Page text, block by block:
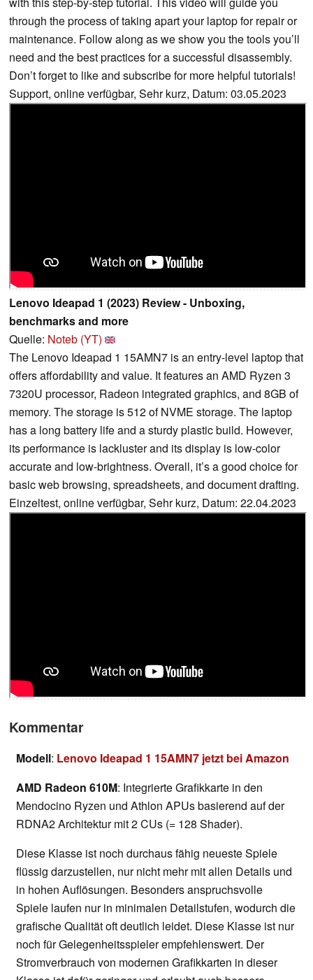
through the process of taking apart your laptop for repair or
maintenance. Follow along as we show you the tools you’ll
need and the best practices for a successful disassembly.
Don’t forget to like and subscribe for more helpful tutorials!
Support, online verfügbar, Sehr kurz, Datum: 03.05.2023
Lenovo Ideapad 1 (2023) Review - Unboxing,
benchmarks and more
Quelle: Noteb (YT)
The Lenovo Ideapad 1 15AMN7 is an entry-level laptop that
offers affordability and value. It features an AMD Ryzen 3
7320U processor, Radeon integrated graphics, and 8GB of
memory. The storage is 512 of NVME storage. The laptop
has a long battery life and a sturdy plastic build. However,
its performance is lackluster and its display is low-color
accurate and low-brightness. Overall, it’s a good choice for
basic web browsing, spreadsheets, and document drafting.
Einzeltest, online verfügbar, Sehr kurz, Datum: 22.04.2023
Kommentar
Modell: Lenovo Ideapad 1 15AMN7 jetzt bei Amazon
AMD Radeon 610M: Integrierte Grafikkarte in den
Mendocino Ryzen und Athlon APUs basierend auf der
RDNA2 Architektur mit 2 CUs (= 128 Shader).
Diese Klasse ist noch durchaus fähig neueste Spiele
flüssig darzustellen, nur nicht mehr mit allen Details und
in hohen Auflösungen. Besonders anspruchsvolle
Spiele laufen nur in minimalen Detailstufen, wodurch die
grafische Qualität oft deutlich leidet. Diese Klasse ist nur
noch für Gelegenheitsspieler empfehlenswert. Der
Stromverbrauch von modernen Grafikkarten in dieser